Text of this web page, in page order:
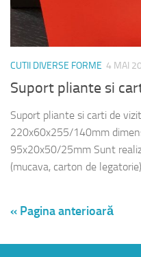
CUTII DIVERSE FORME 4 MAI
Suport pliante si
Suport pliante si carti de
220x60x255/140mm
95x20x50/25mm Sunt
(mucava, carton de
« Pagina anterioară